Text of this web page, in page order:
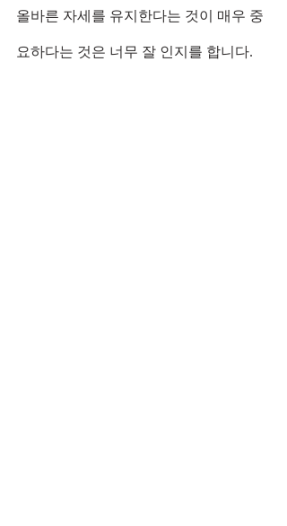
올바른 자세를 유지한다는 것이 매우 중
요하다는 것은 너무 잘 인지를 합니다.